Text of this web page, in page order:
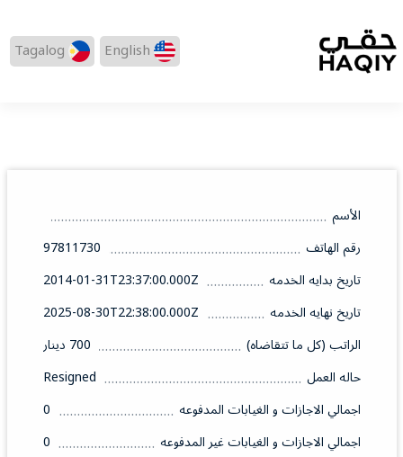
English
Tagalog
الأسم
رقم الهاتف
97811730
تاريخ بدايه الخدمه
2014-01-31T23:37:00.000Z
تاريخ نهايه الخدمه
2025-08-30T22:38:00.000Z
الراتب (كل ما تتقاضاه)
700 دينار
حاله العمل
Resigned
اجمالي الاجازات و الغيابات المدفوعه
0
اجمالي الاجازات و الغيابات غير المدفوعه
0